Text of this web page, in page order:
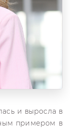
и выросла в
примером в